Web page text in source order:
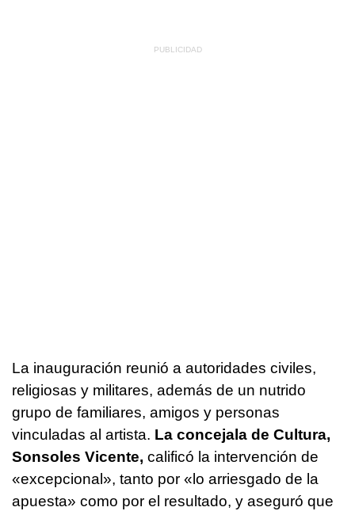
La inauguración reunió a autoridades civiles,
religiosas y militares, además de un nutrido
grupo de familiares, amigos y personas
vinculadas al artista. La concejala de Cultura,
Sonsoles Vicente, calificó la intervención de
«excepcional», tanto por «lo arriesgado de la
apuesta» como por el resultado, y aseguró que